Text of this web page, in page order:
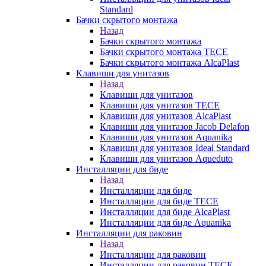
Standard
Бачки скрытого монтажа
Назад
Бачки скрытого монтажа
Бачки скрытого монтажа TECE
Бачки скрытого монтажа AlcaPlast
Клавиши для унитазов
Назад
Клавиши для унитазов
Клавиши для унитазов TECE
Клавиши для унитазов AlcaPlast
Клавиши для унитазов Jacob Delafon
Клавиши для унитазов Aquanika
Клавиши для унитазов Ideal Standard
Клавиши для унитазов Aqueduto
Инсталляции для биде
Назад
Инсталляции для биде
Инсталляции для биде TECE
Инсталляции для биде AlcaPlast
Инсталляции для биде Aquanika
Инсталляции для раковин
Назад
Инсталляции для раковин